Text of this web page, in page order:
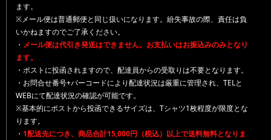
ます。
※メール便は普通郵便と同じ扱いになります。紛失事故の際、責任は負
いかねますのでご了承ください。
・ メール便は代引き発送はできません。お支払いはお振込みのみとなり
ます。
・ポストに投函されますので、配達員からの受取りは不要となります。
・お問合せ番号+バーコードにより配達状況は厳重に管理され、TELと
WEBにて配達状況の確認が可能です。
※基本的にポストから投函できるサイズは、Tシャツ1枚程度が限度とな
ります。
・ 1配送先につき、商品合計15,000円（税込）以上で送料無料となりま